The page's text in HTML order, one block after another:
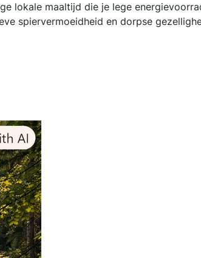
lokale maaltijd die je lege
spiervermoeidheid en dorpse